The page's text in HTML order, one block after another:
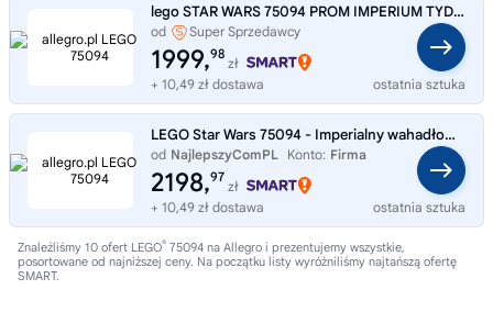
lego STAR WARS 75094 PROM IMPERIUM TYDIRIUM klocki
od
Super Sprzedawcy
PiasecznoZabawki
1999,98
zł
+ 10,49 zł dostawa
ostatnia sztuka
LEGO Star Wars 75094 - Imperialny wahadłowiec Tydirium
od NajlepszyComPL Konto: Firma
2198,97
zł
+ 10,49 zł dostawa
ostatnia sztuka
Znaleźliśmy 10 ofert LEGO® 75094 na Allegro i prezentujemy wszystkie,
posortowane od najniższej ceny. Na początku listy wyróżniliśmy najtańszą ofertę
SMART.